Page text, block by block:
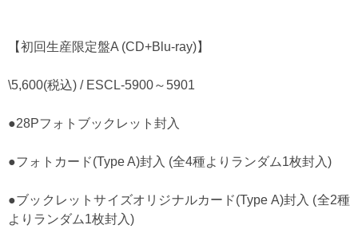
【初回生産限定盤A (CD+Blu-ray)】
\5,600(税込) / ESCL-5900～5901
●28Pフォトブックレット封入
●フォトカード(Type A)封入 (全4種よりランダム1枚封入)
●ブックレットサイズオリジナルカード(Type A)封入 (全2種
よりランダム1枚封入)